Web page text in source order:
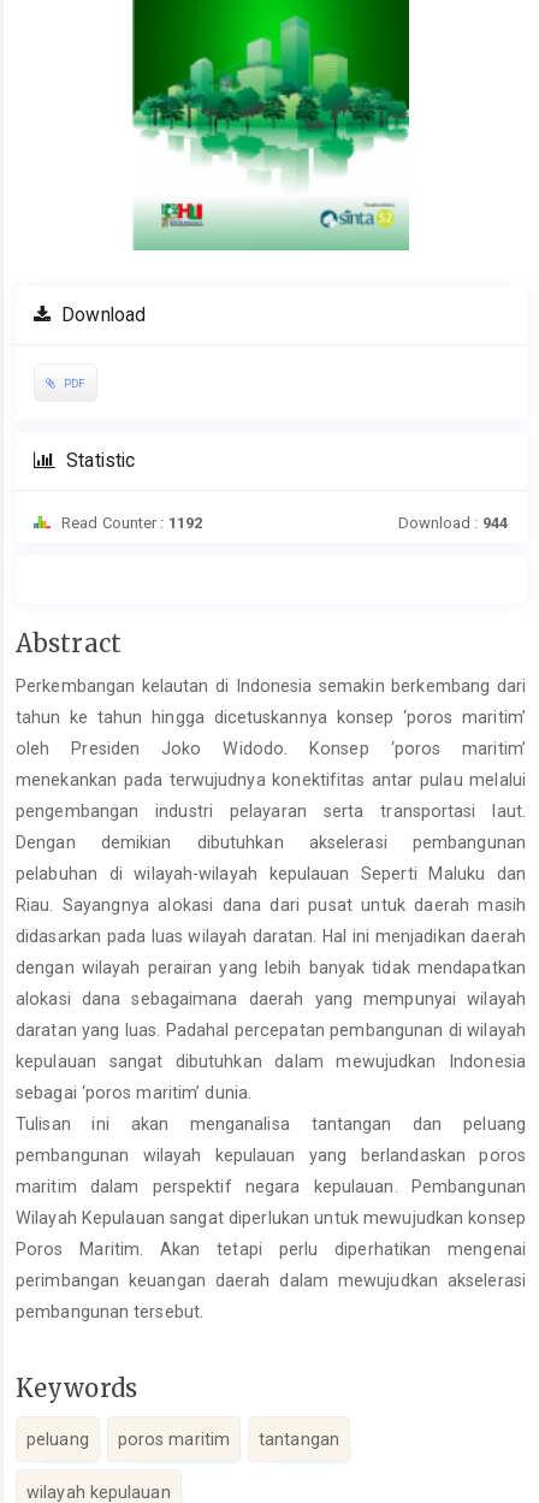
Download
PDF
Statistic
Read Counter : 1192 Download : 944
Main
Content
Abstract
Perkembangan kelautan di Indonesia semakin berkembang dari
tahun ke tahun hingga dicetuskannya konsep ‘poros maritim’
oleh Presiden Joko Widodo. Konsep ‘poros maritim’
menekankan pada terwujudnya konektifitas antar pulau melalui
pengembangan industri pelayaran serta transportasi laut.
Dengan demikian dibutuhkan akselerasi pembangunan
pelabuhan di wilayah-wilayah kepulauan Seperti Maluku dan
Riau. Sayangnya alokasi dana dari pusat untuk daerah masih
didasarkan pada luas wilayah daratan. Hal ini menjadikan daerah
dengan wilayah perairan yang lebih banyak tidak mendapatkan
alokasi dana sebagaimana daerah yang mempunyai wilayah
daratan yang luas. Padahal percepatan pembangunan di wilayah
kepulauan sangat dibutuhkan dalam mewujudkan Indonesia
sebagai ‘poros maritim’ dunia.
Tulisan ini akan menganalisa tantangan dan peluang
pembangunan wilayah kepulauan yang berlandaskan poros
maritim dalam perspektif negara kepulauan. Pembangunan
Wilayah Kepulauan sangat diperlukan untuk mewujudkan konsep
Poros Maritim. Akan tetapi perlu diperhatikan mengenai
perimbangan keuangan daerah dalam mewujudkan akselerasi
pembangunan tersebut.
Keywords
peluang poros maritim tantangan
wilayah kepulauan